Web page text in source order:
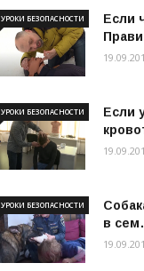
Если
УРОКИ БЕЗОПАСНОСТИ
Если
УРОКИ БЕЗОПАСНОСТИ
в
УРОКИ БЕЗОПАСНОСТИ